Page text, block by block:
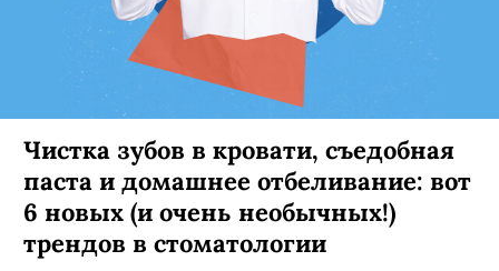
Чистка зубов в кровати, съедобная
паста и домашнее отбеливание: вот
6 новых (и очень необычных!)
трендов в стоматологии